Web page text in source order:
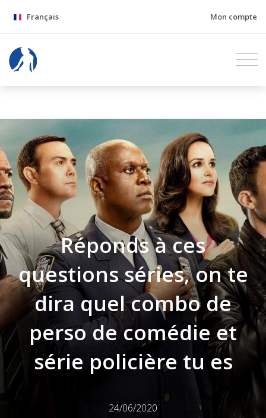
Français Mon compte
Réponds à ces
questions séries, on te
dira quel combo de
perso de comédie et
série policière tu es
24/06/2020